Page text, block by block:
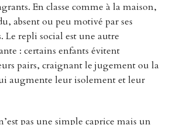
En classe comme à la maison,
absent ou peu motivé par ses
Le repli social est une autre
: certains enfants évitent
pairs, craignant le jugement ou la
augmente leur isolement et leur
pas une simple caprice mais un